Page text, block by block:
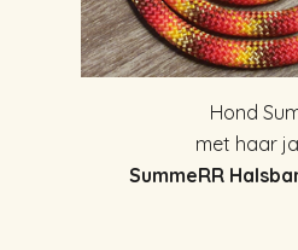
Hond
met haar
SummeRR